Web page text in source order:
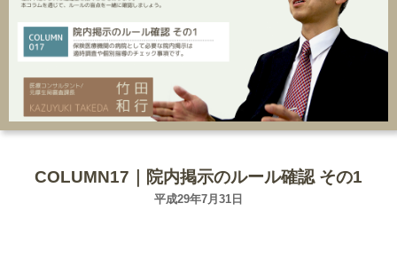
COLUMN17｜院内掲示のルール確認 その1
平成29年7月31日